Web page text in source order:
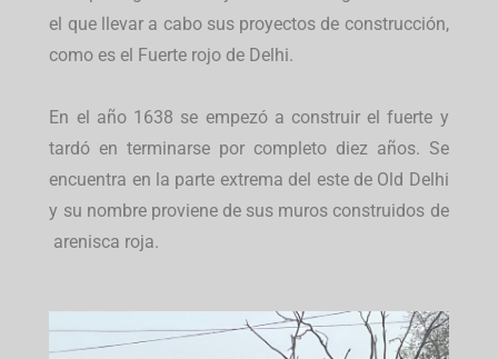
el que llevar a cabo sus proyectos de construcción,
como es el Fuerte rojo de Delhi.
En el año 1638 se empezó a construir el fuerte y
tardó en terminarse por completo diez años. Se
encuentra en la parte extrema del este de Old Delhi
y su nombre proviene de sus muros construidos de
arenisca roja.